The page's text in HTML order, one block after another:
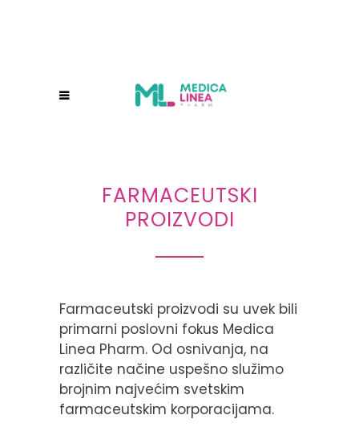
FARMACEUTSKI
PROIZVODI
Farmaceutski proizvodi su uvek bili
primarni poslovni fokus Medica
Linea Pharm. Od osnivanja, na
različite načine uspešno služimo
brojnim najvećim svetskim
farmaceutskim korporacijama.